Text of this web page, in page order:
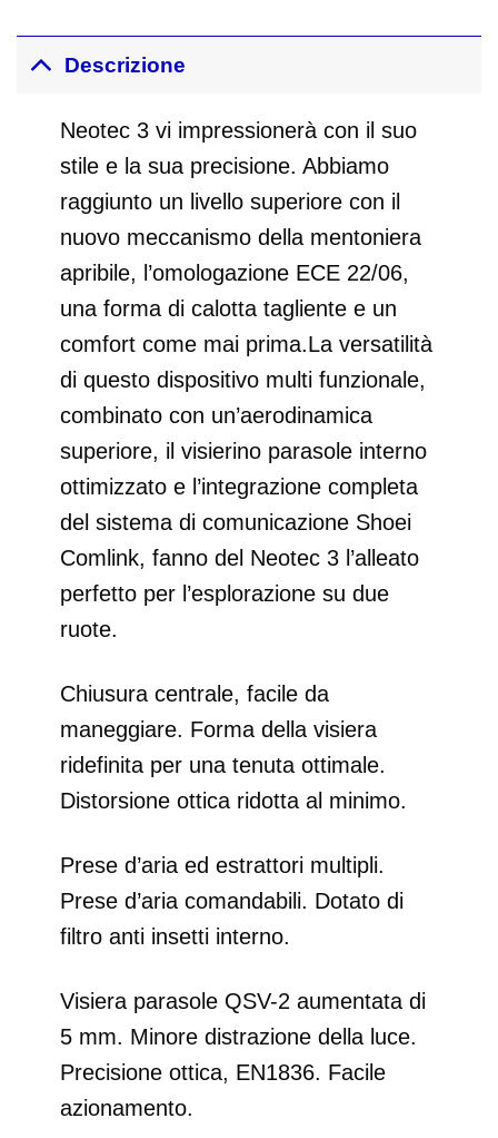
Descrizione
Neotec 3 vi impressionerà con il suo
stile e la sua precisione. Abbiamo
raggiunto un livello superiore con il
nuovo meccanismo della mentoniera
apribile, l’omologazione ECE 22/06,
una forma di calotta tagliente e un
comfort come mai prima.La versatilità
di questo dispositivo multi funzionale,
combinato con un’aerodinamica
superiore, il visierino parasole interno
ottimizzato e l’integrazione completa
del sistema di comunicazione Shoei
Comlink, fanno del Neotec 3 l’alleato
perfetto per l’esplorazione su due
ruote.
Chiusura centrale, facile da
maneggiare. Forma della visiera
ridefinita per una tenuta ottimale.
Distorsione ottica ridotta al minimo.
Prese d’aria ed estrattori multipli.
Prese d’aria comandabili. Dotato di
filtro anti insetti interno.
Visiera parasole QSV-2 aumentata di
5 mm. Minore distrazione della luce.
Precisione ottica, EN1836. Facile
azionamento.